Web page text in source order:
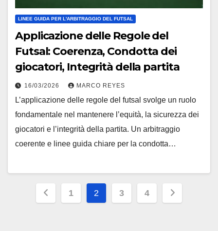
LINEE GUIDA PER L'ARBITRAGGIO DEL FUTSAL
Applicazione delle Regole del
Futsal: Coerenza, Condotta dei
giocatori, Integrità della partita
16/03/2026 MARCO REYES
L’applicazione delle regole del futsal svolge un ruolo
fondamentale nel mantenere l’equità, la sicurezza dei
giocatori e l’integrità della partita. Un arbitraggio
coerente e linee guida chiare per la condotta…
Posts
1 2 3 4